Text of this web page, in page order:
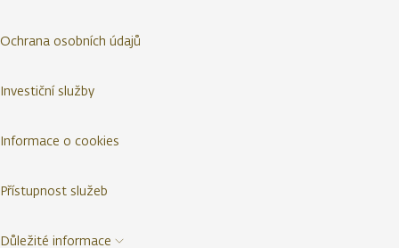
Ochrana osobních údajů
Investiční služby
Informace o cookies
Přístupnost služeb
Důležité informace